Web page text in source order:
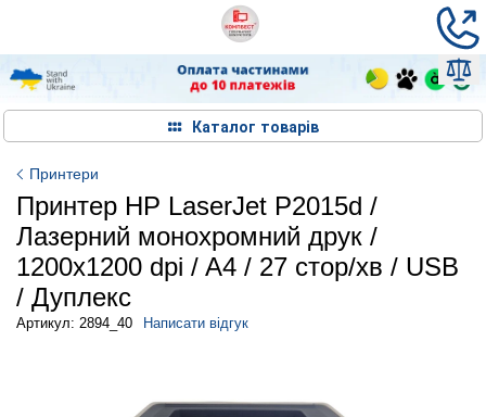
Каталог товарів
Принтери
Принтер HP LaserJet P2015d /
Лазерний монохромний друк /
1200x1200 dpi / A4 / 27 стор/хв / USB
/ Дуплекс
Артикул: 2894_40 Написати відгук